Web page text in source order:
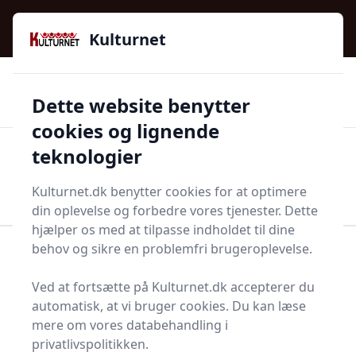
Kulturnet - Alt Det Gode I Livet | Din Kulturguide Siden
2016
97 kategorier 👍Kun godkendte butikker
Start søgning
Bolig og indretning
Badeværelse og Sauna
Babyhåndklæder - 60 på
lager
Kulturnet
Dette website benytter
cookies og lignende
teknologier
Kulturnet.dk benytter cookies for at optimere
din oplevelse og forbedre vores tjenester. Dette
hjælper os med at tilpasse indholdet til dine
behov og sikre en problemfri brugeroplevelse.
Ved at fortsætte på Kulturnet.dk accepterer du
automatisk, at vi bruger cookies. Du kan læse
mere om vores databehandling i
privatlivspolitikken.